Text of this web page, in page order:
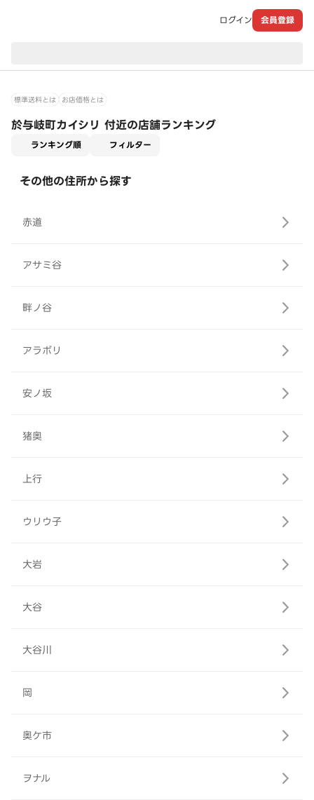
ログイン 会員登録
標準送料とは お店価格とは
於与岐町カイシリ 付近の店舗ランキング
ランキング順 フィルター
その他の住所から探す
赤道
アサミ谷
畔ノ谷
アラボリ
安ノ坂
猪奥
上行
ウリウ子
大岩
大谷
大谷川
岡
奥ケ市
ヲナル